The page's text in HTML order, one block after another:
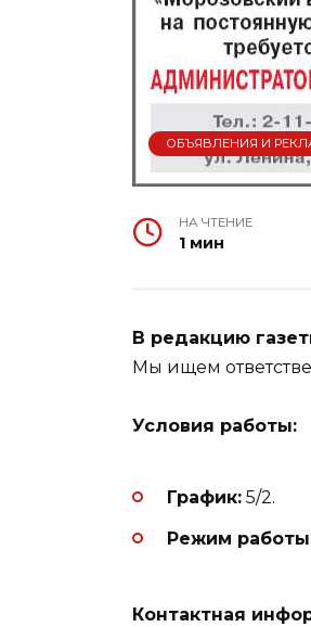
ОБЪЯВЛЕНИЯ И
НА ЧТЕНИЕ
1 мин
В редакцию
Мы ищем
Условия работы:
График: 5/2.
Режим
Контактная